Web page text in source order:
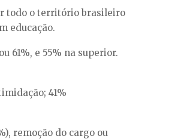
todo o território brasileiro
educação.
61%, e 55% na superior.
41%
remoção do cargo ou